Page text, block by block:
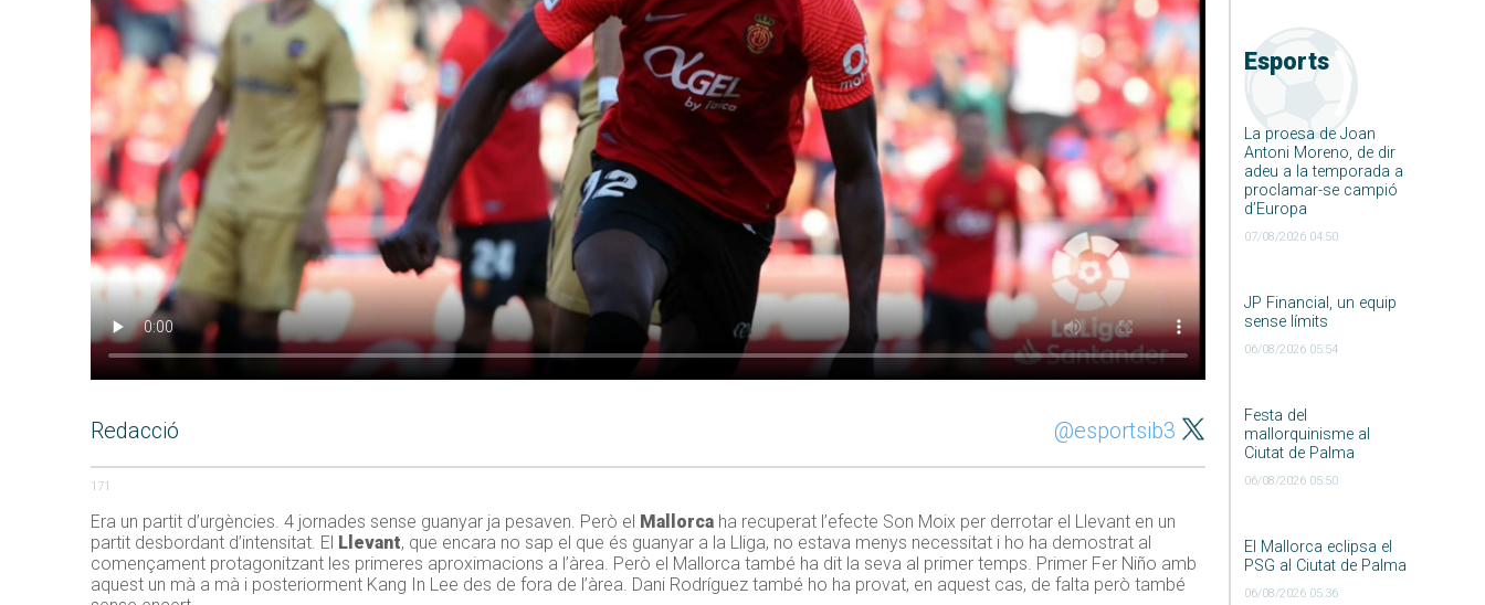
Esports
La proesa de Joan
Antoni Moreno, de dir
adeu a la temporada a
proclamar-se campió
d’Europa
07/08/2026 04:50
JP Financial, un equip
sense límits
06/08/2026 05:54
Festa del
mallorquinisme al
Ciutat de Palma
06/08/2026 05:50
El Mallorca eclipsa el
PSG al Ciutat de Palma
06/08/2026 05:36
Redacció @esportsib3
171
Era un partit d’urgències. 4 jornades sense guanyar ja pesaven. Però el Mallorca ha recuperat l’efecte Son Moix per derrotar el Llevant en un
partit desbordant d’intensitat. El Llevant, que encara no sap el que és guanyar a la Lliga, no estava menys necessitat i ho ha demostrat al
començament protagonitzant les primeres aproximacions a l’àrea. Però el Mallorca també ha dit la seva al primer temps. Primer Fer Niño amb
aquest un mà a mà i posteriorment Kang In Lee des de fora de l’àrea. Dani Rodríguez també ho ha provat, en aquest cas, de falta però també